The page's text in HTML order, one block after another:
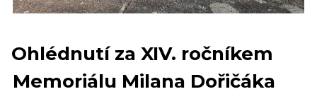
Ohlédnutí za XIV. ročníkem
Memoriálu Milana Dořičáka